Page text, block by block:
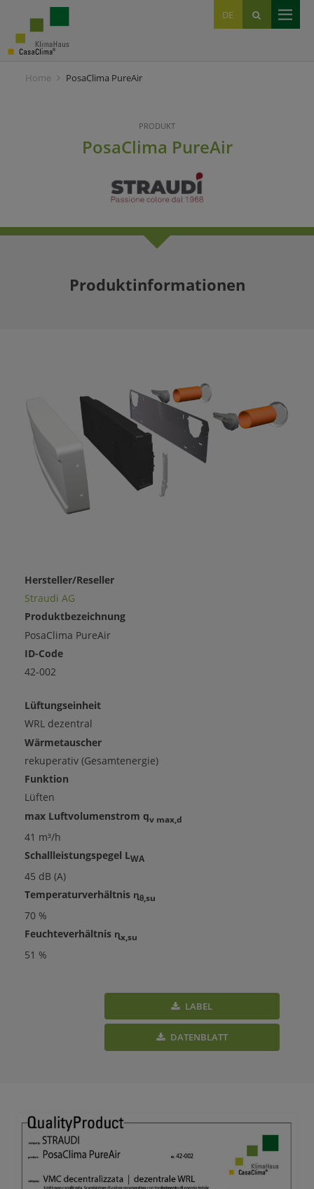
DE
IT
EN
Home PosaClima PureAir
PRODUKT
PosaClima PureAir
Produktinformationen
Hersteller/Reseller
Straudi AG
Produktbezeichnung
PosaClima PureAir
ID-Code
42-002
Lüftungseinheit
WRL dezentral
Wärmetauscher
rekuperativ (Gesamtenergie)
Funktion
Lüften
max Luftvolumenstrom qv max,d
41 m³/h
Schallleistungspegel LWA
45 dB (A)
Temperaturverhältnis ɳθ,su
70 %
Feuchteverhältnis ɳx,su
51 %
LABEL
DATENBLATT